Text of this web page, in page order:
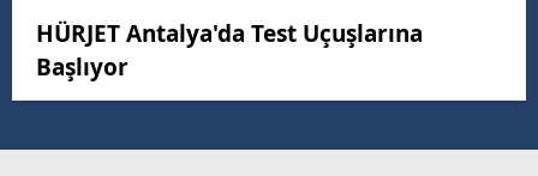
HÜRJET Antalya'da Test Uçuşlarına
Başlıyor